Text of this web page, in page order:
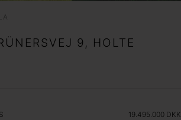
9, HOLTE
19.495.000 DKK